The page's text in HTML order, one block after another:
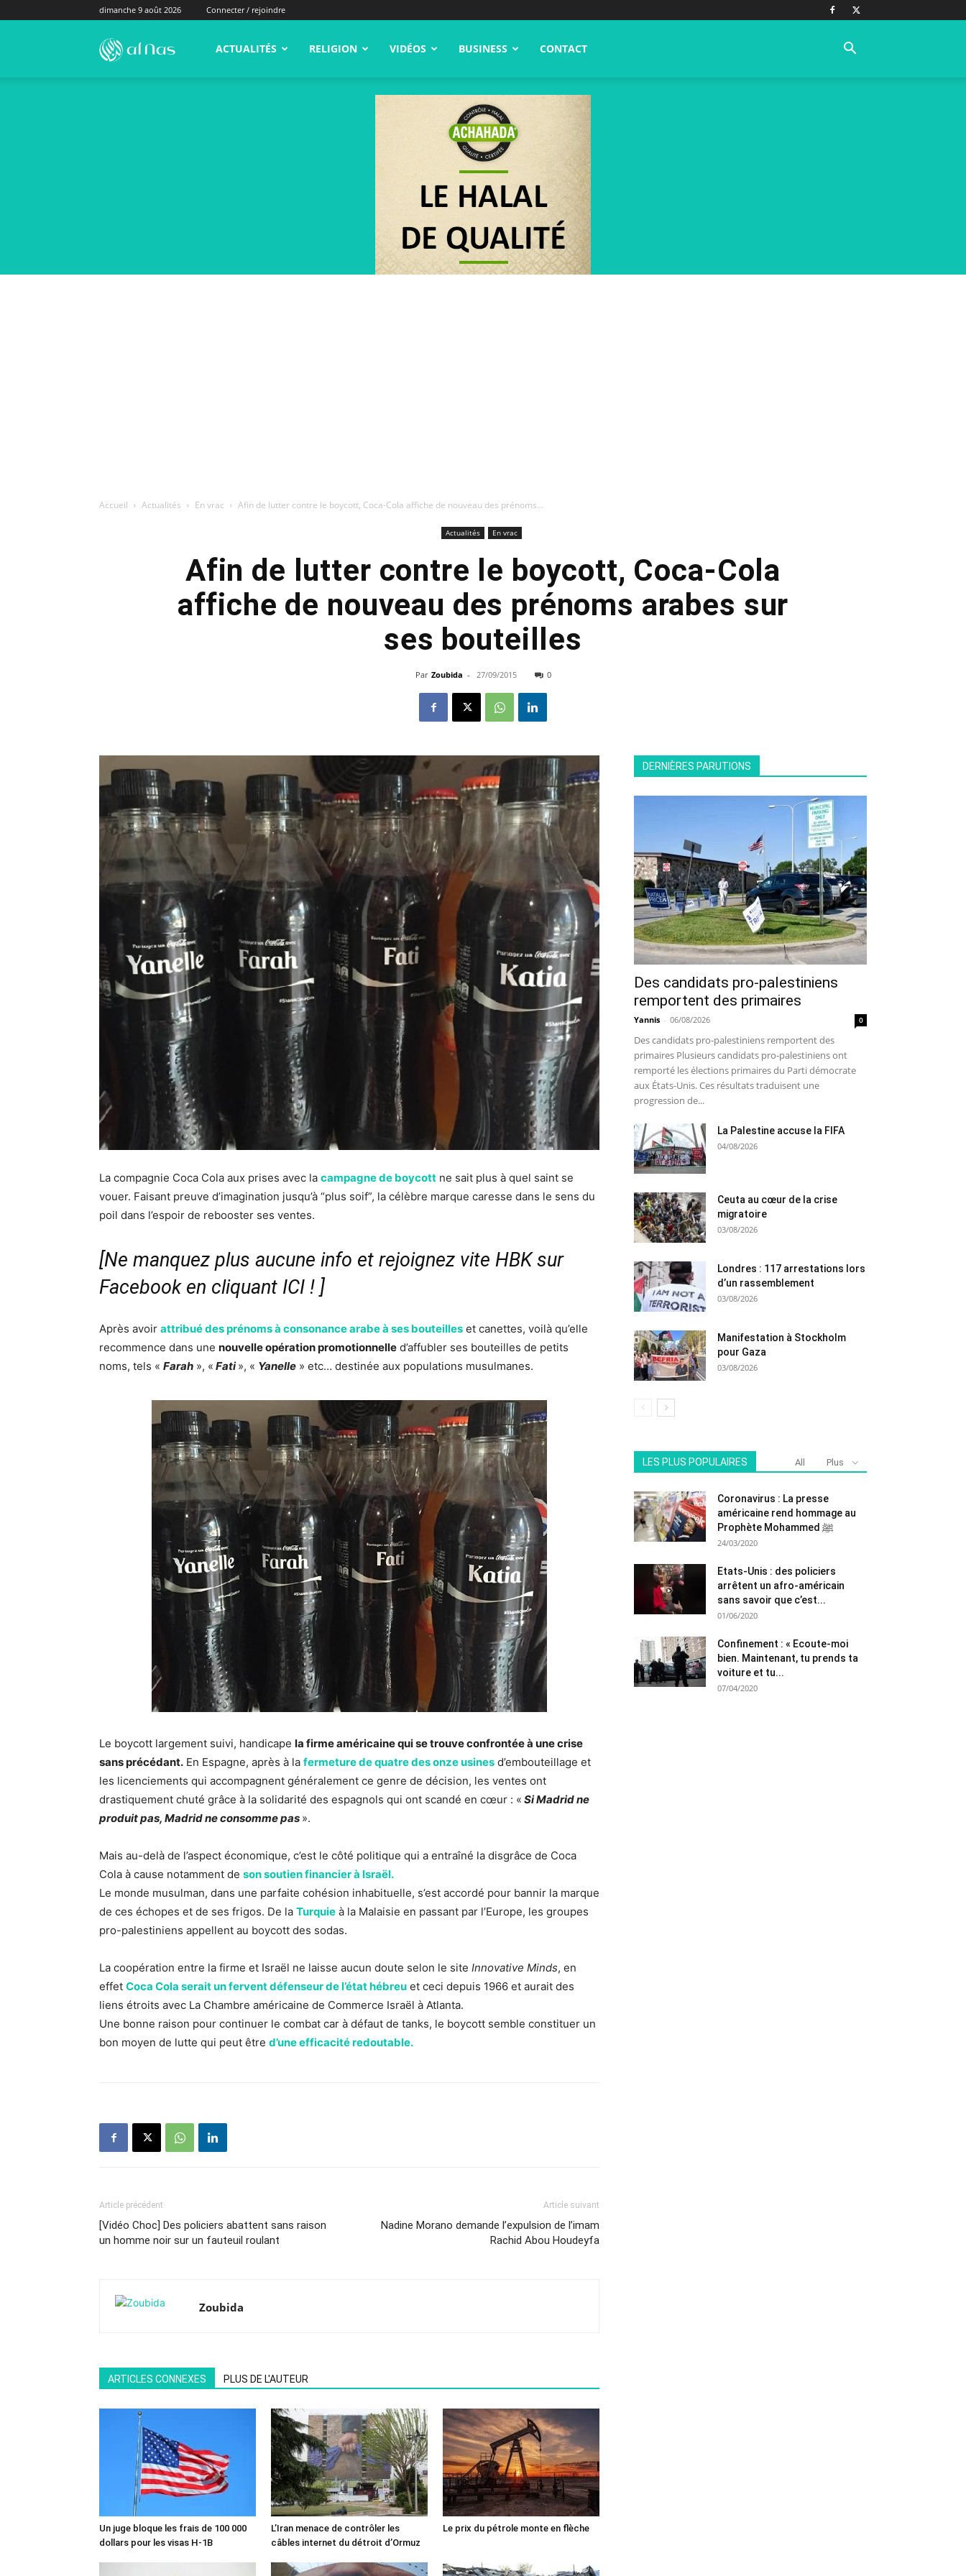
dimanche 9 août 2026 Connecter / rejoindre
alNas.fr ACTUALITÉS RELIGION VIDÉOS BUSINESS CONTACT
Accueil Actualités En vrac Afin de lutter contre le boycott, Coca-Cola affiche de nouveau des prénoms...
Actualités En vrac
Afin de lutter contre le boycott, Coca-Cola
affiche de nouveau des prénoms arabes sur
ses bouteilles
Par Zoubida - 27/09/2015 0
La compagnie Coca Cola aux prises avec la campagne de boycott ne sait plus à quel saint se
vouer. Faisant preuve d’imagination jusqu’à “plus soif”, la célèbre marque caresse dans le sens du
poil dans l’espoir de rebooster ses ventes.
[Ne manquez plus aucune info et rejoignez vite HBK sur
Facebook en cliquant ICI ! ]
Après avoir attribué des prénoms à consonance arabe à ses bouteilles et canettes, voilà qu’elle
recommence dans une nouvelle opération promotionnelle d’affubler ses bouteilles de petits
noms, tels « Farah », « Fati », « Yanelle » etc… destinée aux populations musulmanes.
Le boycott largement suivi, handicape la firme américaine qui se trouve confrontée à une crise
sans précédant. En Espagne, après à la fermeture de quatre des onze usines d’embouteillage et
les licenciements qui accompagnent généralement ce genre de décision, les ventes ont
drastiquement chuté grâce à la solidarité des espagnols qui ont scandé en cœur : « Si Madrid ne
produit pas, Madrid ne consomme pas ».
Mais au-delà de l’aspect économique, c’est le côté politique qui a entraîné la disgrâce de Coca
Cola à cause notamment de son soutien financier à Israël.
Le monde musulman, dans une parfaite cohésion inhabituelle, s’est accordé pour bannir la marque
de ces échopes et de ses frigos. De la Turquie à la Malaisie en passant par l’Europe, les groupes
pro-palestiniens appellent au boycott des sodas.
La coopération entre la firme et Israël ne laisse aucun doute selon le site Innovative Minds, en
effet Coca Cola serait un fervent défenseur de l’état hébreu et ceci depuis 1966 et aurait des
liens étroits avec La Chambre américaine de Commerce Israël à Atlanta.
Une bonne raison pour continuer le combat car à défaut de tanks, le boycott semble constituer un
bon moyen de lutte qui peut être d’une efficacité redoutable.
Article précédent
[Vidéo Choc] Des policiers abattent sans raison
un homme noir sur un fauteuil roulant
Article suivant
Nadine Morano demande l’expulsion de l’imam
Rachid Abou Houdeyfa
Zoubida
ARTICLES CONNEXES PLUS DE L'AUTEUR
Un juge bloque les frais de 100 000
dollars pour les visas H-1B
L’Iran menace de contrôler les
câbles internet du détroit d’Ormuz
Le prix du pétrole monte en flèche
DERNIÈRES PARUTIONS
Des candidats pro-palestiniens
remportent des primaires
Yannis - 06/08/2026 0
Des candidats pro-palestiniens remportent des
primaires Plusieurs candidats pro-palestiniens ont
remporté les élections primaires du Parti démocrate
aux États-Unis. Ces résultats traduisent une
progression de...
La Palestine accuse la FIFA
04/08/2026
Ceuta au cœur de la crise
migratoire
03/08/2026
Londres : 117 arrestations lors
d’un rassemblement
03/08/2026
Manifestation à Stockholm
pour Gaza
03/08/2026
LES PLUS POPULAIRES All Plus
Coronavirus : La presse
américaine rend hommage au
Prophète Mohammed ﷺ
24/03/2020
Etats-Unis : des policiers
arrêtent un afro-américain
sans savoir que c’est...
01/06/2020
Confinement : « Ecoute-moi
bien. Maintenant, tu prends ta
voiture et tu...
07/04/2020